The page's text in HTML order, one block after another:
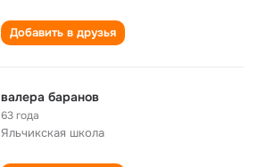
Добавить в друзья
валера баранов
63 года
Яльчикская школа